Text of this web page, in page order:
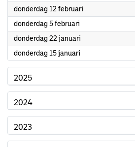
donderdag 12 februari
donderdag 5 februari
donderdag 22 januari
donderdag 15 januari
2025
2024
2023